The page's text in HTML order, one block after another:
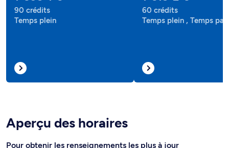
90 crédits
Temps plein
60 crédits
Temps plein , Temps
Aperçu des horaires
Pour obtenir les renseignements les plus à jour